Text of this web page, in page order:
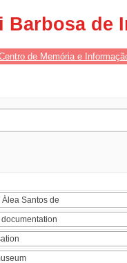
Barbosa de
de Memória e